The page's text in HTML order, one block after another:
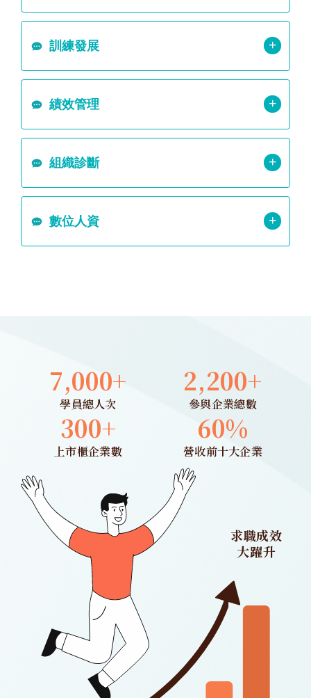
訓練發展 +
績效管理 +
組織診斷 +
數位人資 +
求職成效
大躍升
7,000+
學員總人次
2,200+
參與企業總數
300+
上市櫃企業數
60%
營收前十大企業